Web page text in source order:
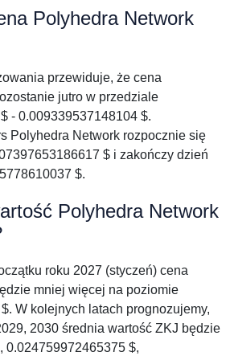
Polyhedra Network
przewiduje, że cena
jutro w przedziale
- 0.009339537148104 $.
Polyhedra Network rozpocznie się
$ i zakończy dzień
$.
Polyhedra Network
roku 2027 (styczeń) cena
mniej więcej na poziomie
W kolejnych latach prognozujemy,
2030 średnia wartość ZKJ będzie
0.024759972465375 $,